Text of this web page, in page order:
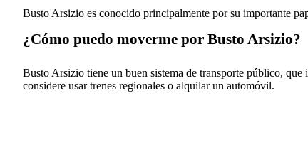
Busto Arsizio es conocido principalmente por su importante
¿Cómo puedo moverme por Busto Arsizio?
Busto Arsizio tiene un buen sistema de transporte público,
considere usar trenes regionales o alquilar un automóvil.